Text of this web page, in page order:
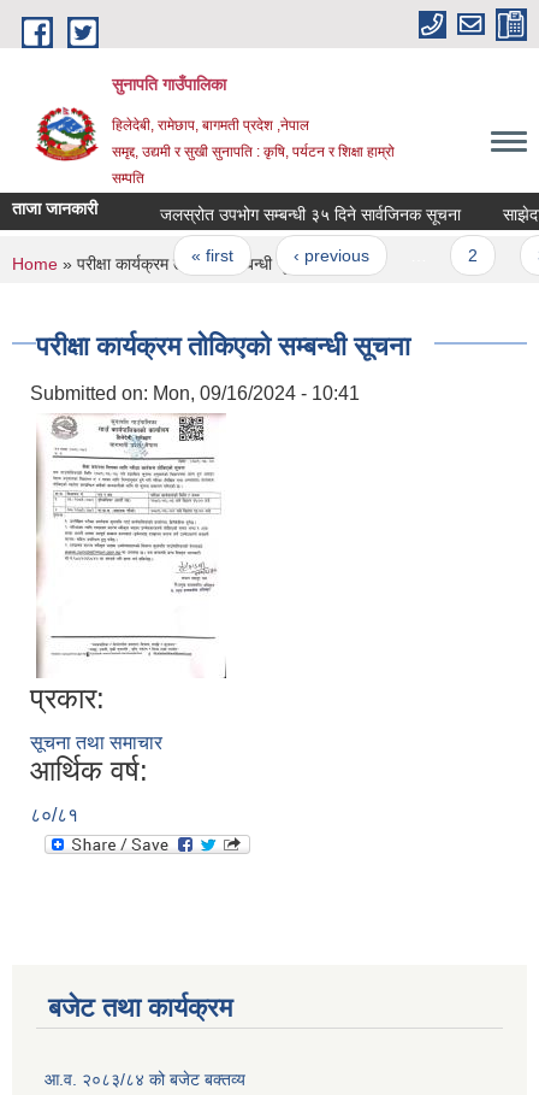
Skip to main content
सुनापति गाउँपालिका
हिलेदेबी, रामेछाप, बागमती प्रदेश ,नेपाल
समृद्द, उद्यमी र सुखी सुनापति : कृषि, पर्यटन र शिक्षा हाम्रो
सम्पति
ताजा जानकारी जलस्रोत उपभोग सम्बन्धी ३५ दिने सार्वजिनक सूचना
Pages
« first ‹ previous
You are here
Home » परीक्षा कार्यक्रम तोकिएको सम्बन्धी सूचना
परीक्षा कार्यक्रम तोकिएको सम्बन्धी सूचना
Submitted on: Mon, 09/16/2024 - 10:41
प्रकार:
सूचना तथा समाचार
आर्थिक वर्ष:
८०/८१
बजेट तथा कार्यक्रम
आ.व. २०८३/८४ को बजेट बक्तव्य